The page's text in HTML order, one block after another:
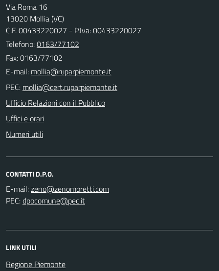
Via Roma 16
13020 Mollia (VC)
C.F. 00433220027 - P.Iva: 00433220027
Telefono:0163/77102
Fax: 0163/77102
E-mail:
PEC:
Ufficio Relazioni con il Pubblico
Uffici e orari
Numeri utili
CONTATTI D.P.O.
E-mail:
PEC:
LINK UTILI
Regione Piemonte